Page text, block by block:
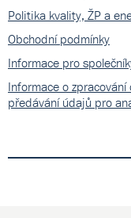
Politika kvality, ŽP a
Obchodní podmínky
Informace pro
Informace o
předávání údajů pro